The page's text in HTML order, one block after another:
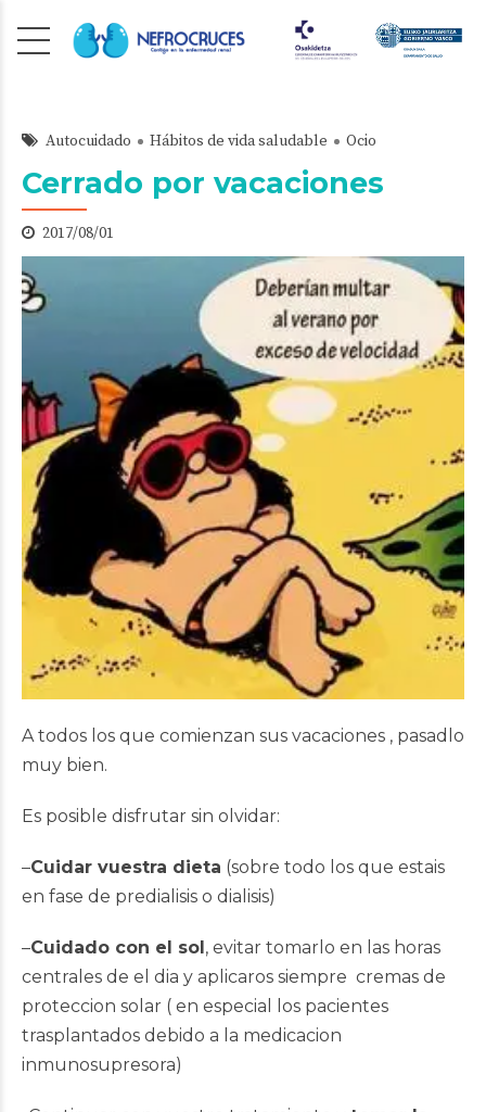
Autocuidado Hábitos de vida saludable Ocio
Cerrado por vacaciones
2017/08/01
A todos los que comienzan sus vacaciones , pasadlo
muy bien.
Es posible disfrutar sin olvidar:
–Cuidar vuestra dieta (sobre todo los que estais
en fase de predialisis o dialisis)
–Cuidado con el sol, evitar tomarlo en las horas
centrales de el dia y aplicaros siempre cremas de
proteccion solar ( en especial los pacientes
trasplantados debido a la medicacion
inmunosupresora)